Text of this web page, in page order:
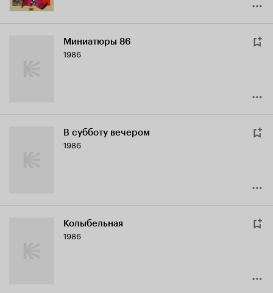
Миниатюры 86
1986
В субботу вечером
1986
Колыбельная
1986